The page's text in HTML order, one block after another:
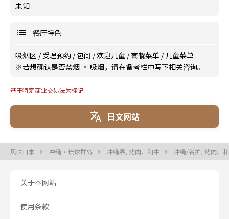
未知
餐厅特色
吸烟区 /受理预约 /包间 /欢迎儿童 /套餐菜单 /儿童菜单
※若想确认是否禁烟 · 吸烟，请在备考栏中写下相关咨询。
基于特定商业交易法为标记
日文网站
风味日本 冲绳・琉球群岛 冲绳县, 烤肉、和牛 冲绳/名护, 烤肉、
关于本网站
使用条款